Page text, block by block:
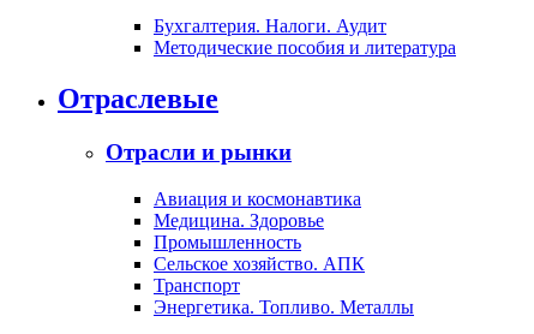
Бухгалтерия. Налоги. Аудит
Методические пособия и литература
Отраслевые
Отрасли и рынки
Авиация и космонавтика
Медицина. Здоровье
Промышленность
Сельское хозяйство. АПК
Транспорт
Энергетика. Топливо. Металлы